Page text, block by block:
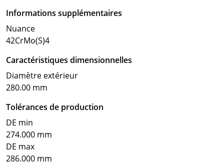
Informations supplémentaires
Nuance
42CrMo(S)4
Caractéristiques dimensionnelles
Diamètre extérieur
280.00 mm
Tolérances de production
DE min
274.000 mm
DE max
286.000 mm